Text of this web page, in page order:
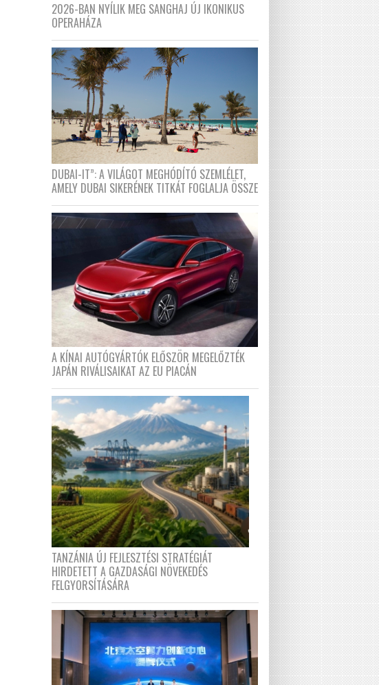
2026-BAN NYÍLIK MEG SANGHAJ ÚJ IKONIKUS
OPERAHÁZA
DUBAI-IT”: A VILÁGOT MEGHÓDÍTÓ SZEMLÉLET,
AMELY DUBAI SIKERÉNEK TITKÁT FOGLALJA ÖSSZE
A KÍNAI AUTÓGYÁRTÓK ELŐSZÖR MEGELŐZTÉK
JAPÁN RIVÁLISAIKAT AZ EU PIACÁN
TANZÁNIA ÚJ FEJLESZTÉSI STRATÉGIÁT
HIRDETETT A GAZDASÁGI NÖVEKEDÉS
FELGYORSÍTÁSÁRA